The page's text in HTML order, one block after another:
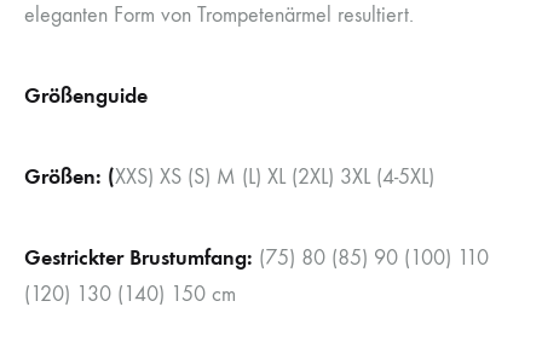
eleganten Form von Trompetenärmel resultiert.
Größenguide
Größen: (XXS) XS (S) M (L) XL (2XL) 3XL (4-5XL)
Gestrickter Brustumfang: (75) 80 (85) 90 (100) 110
(120) 130 (140) 150 cm